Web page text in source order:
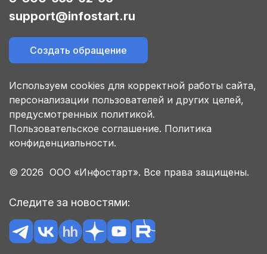
support@infostart.ru
Создать обращение
Используем cookies для корректной работы сайта,
персонализации пользователей и других целей,
предусмотренных политикой.
Пользовательское соглашение. Политика
конфиденциальности.
© 2026 ООО «Инфостарт». Все права защищены.
Следите за новостями: